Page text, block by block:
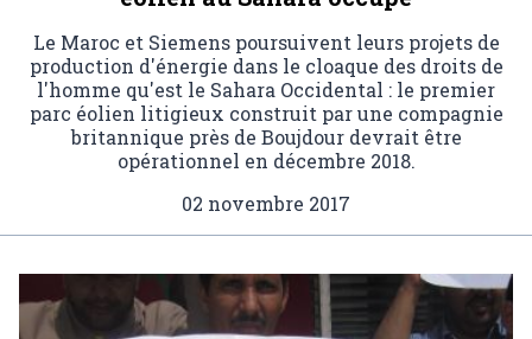
Le Maroc et Siemens poursuivent leurs projets de
production d'énergie dans le cloaque des droits de
l'homme qu'est le Sahara Occidental : le premier
parc éolien litigieux construit par une compagnie
britannique près de Boujdour devrait être
opérationnel en décembre 2018.
02 novembre 2017